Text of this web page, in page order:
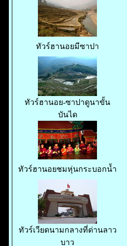
ทัวร์ฮานอยมีซาปา
ทัวร์ฮานอย-ซาปาดูนาขั้น
บันได
ทัวร์ฮานอยชมหุ่นกระบอกน้ำ
ทัวร์เวียดนามกลางที่ด่านลาว
บาว